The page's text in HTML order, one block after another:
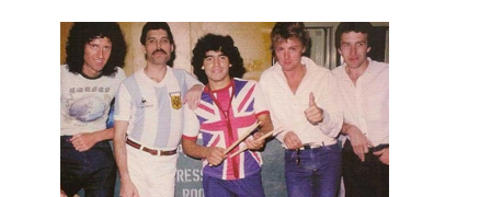
sobre
Francia
vs
Inglaterra
por